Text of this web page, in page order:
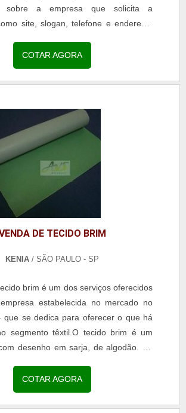
sobre a empresa que solicita a
site, slogan, telefone e endereço.
Vale ressaltar que o acessório é
em várias cores, uma vez que isso
com os elementos inerentes à
SOBRE O CORDÃO
COTAR AGORA
DE TECIDO BRIM
KENIA / SÃO PAULO - SP
brim é um dos serviços oferecidos
estabelecida no mercado no
que se dedica para oferecer o que há
segmento têxtil.O tecido brim é um
desenho em sarja, de algodão. Se
bermudas, uniformes, etc.), para
de mesa, guardanapos, fundo de
procurar por empresa que realiza
COTAR AGORA